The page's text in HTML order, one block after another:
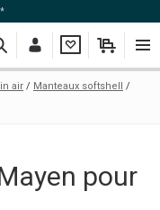
Me Ma Mon
air
Manteaux softshell
pour